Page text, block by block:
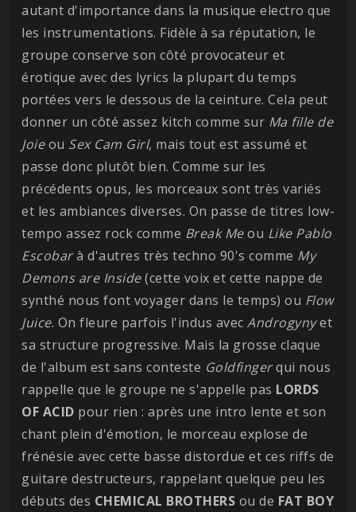
autant d'importance dans la musique electro que
les instrumentations. Fidèle à sa réputation, le
groupe conserve son côté provocateur et
érotique avec des lyrics la plupart du temps
portées vers le dessous de la ceinture. Cela peut
donner un côté assez kitch comme sur Ma fille de
Joieou Sex Cam Girl, mais tout est assumé et
passe donc plutôt bien. Comme sur les
précédents opus, les morceaux sont très variés
et les ambiances diverses. On passe de titres low-
tempo assez rock comme Break Meou Like Pablo
Escobarà d'autres très techno 90's comme My
Demons are Inside(cette voix et cette nappe de
synthé nous font voyager dans le temps) ou Flow
Juice. On fleure parfois l'indus avec Androgynyet
sa structure progressive. Mais la grosse claque
de l'album est sans conteste Goldfingerqui nous
rappelle que le groupe ne s'appelle pas LORDS
OF ACID pour rien : après une intro lente et son
chant plein d'émotion, le morceau explose de
frénésie avec cette basse distordue et ces riffs de
guitare destructeurs, rappelant quelque peu les
débuts des CHEMICAL BROTHERS ou de FAT BOY